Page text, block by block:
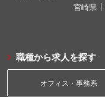
宮崎県
職種から求人を探す
オフィス・事務系